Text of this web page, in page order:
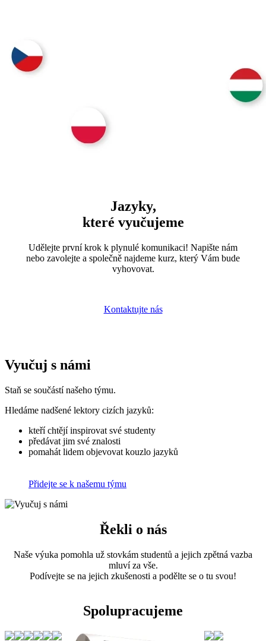
Jazyky,
které vyučujeme
Udělejte první krok k plynulé komunikaci! Napište nám
nebo zavolejte a společně najdeme kurz, který Vám bude
vyhovovat.
Kontaktujte nás
Vyučuj s námi
Staň se součástí našeho týmu.
Hledáme nadšené lektory cizích jazyků:
kteří chtějí inspirovat své studenty
předávat jim své znalosti
pomahát lidem objevovat kouzlo jazyků
Přidejte se k našemu týmu
Řekli o nás
Naše výuka pomohla už stovkám studentů a jejich zpětná vazba
mluví za vše.
Podívejte se na jejich zkušenosti a podělte se o tu svou!
Spolupracujeme